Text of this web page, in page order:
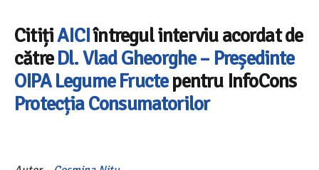
CitițiAICIîntregul interviu acordat de
către Dl. Vlad Gheorghe – Președinte
OIPA Legume Fructepentru InfoCons
Protecția Consumatorilor